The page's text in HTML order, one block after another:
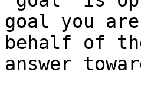
goal you
behalf of
answer